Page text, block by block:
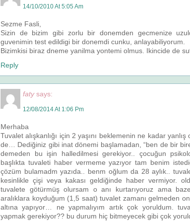
14/10/2010 At 5:05 Am
Sezme Fasli,
Sizin de bizim gibi zorlu bir donemden gecmenize
guvenimin test edildigi bir donemdi cunku, anlayabiliyorum.
Bizimkisi biraz dneme yanilma yontemi olmus. Ikincide de
Reply
faty says:
12/08/2014 At 1:06 Pm
Merhaba
Tuvalet alışkanlığı için 2 yaşını beklemenin ne kadar
de… Dediğiniz gibi inat dönemi başlamadan, “ben de bir
demeden bu işin halledilmesi gerekiyor.. çocuğun
başlıkta tuvaleti haber vermeme yazıyor tam benim
çözüm bulamadm yazıda.. benm oğlum da 28 aylık..
kesinlikle çişi veya kakası geldiğinde haber vermiyor.
tuvalete götürmüş olursam o anı kurtarıyoruz ama
aralıklara koyduğum (1,5 saat) tuvalet zamanı gelmeden
altına yapıyor… ne yapmalıyım artık çok yoruldum.
yapmak gerekiyor?? bu durum hiç bitmeyecek gibi çok